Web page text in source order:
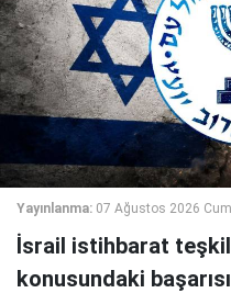
Yayınlanma: 07 Ağustos 2026
İsrail istihbarat
konusundaki